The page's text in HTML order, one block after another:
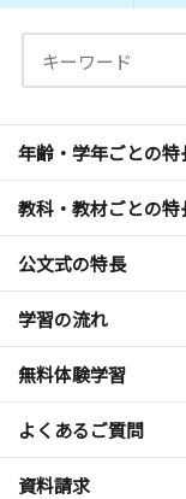
年齢・学年ごとの特
教科・教材ごとの特
公文式の特長
学習の流れ
無料体験学習
よくあるご質問
資料請求